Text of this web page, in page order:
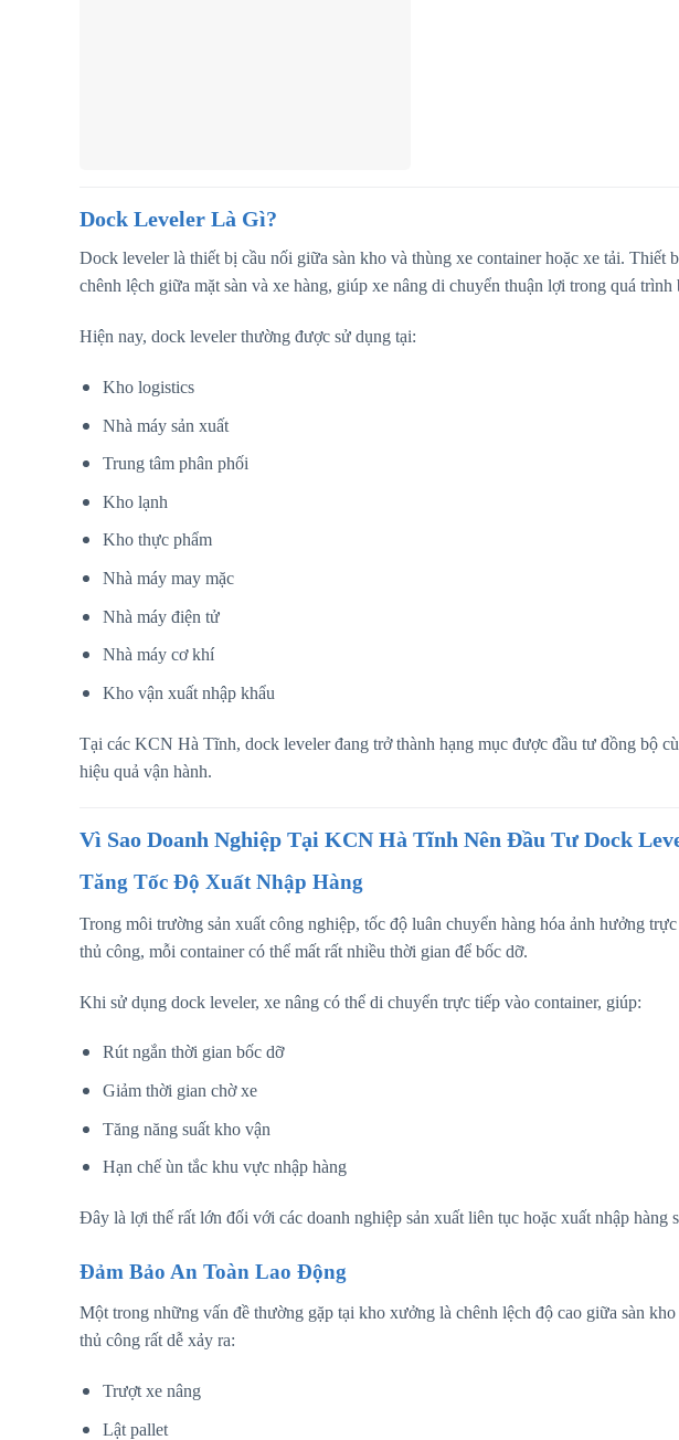
Dock Leveler Là Gì?
Dock leveler là thiết bị cầu nối giữa sàn kho và thùng xe container hoặc xe tải. Thiết
chênh lệch giữa mặt sàn và xe hàng, giúp xe nâng di chuyển thuận lợi trong quá trình
Hiện nay, dock leveler thường được sử dụng tại:
Kho logistics
Nhà máy sản xuất
Trung tâm phân phối
Kho lạnh
Kho thực phẩm
Nhà máy may mặc
Nhà máy điện tử
Nhà máy cơ khí
Kho vận xuất nhập khẩu
Tại các KCN Hà Tĩnh, dock leveler đang trở thành hạng mục được đầu tư đồng bộ
hiệu quả vận hành.
Vì Sao Doanh Nghiệp Tại KCN Hà Tĩnh Nên Đầu Tư Dock
Tăng Tốc Độ Xuất Nhập Hàng
Trong môi trường sản xuất công nghiệp, tốc độ luân chuyển hàng hóa ảnh hưởng
thủ công, mỗi container có thể mất rất nhiều thời gian để bốc dỡ.
Khi sử dụng dock leveler, xe nâng có thể di chuyển trực tiếp vào container, giúp:
Rút ngắn thời gian bốc dỡ
Giảm thời gian chờ xe
Tăng năng suất kho vận
Hạn chế ùn tắc khu vực nhập hàng
Đây là lợi thế rất lớn đối với các doanh nghiệp sản xuất liên tục hoặc xuất nhập hàng
Đảm Bảo An Toàn Lao Động
Một trong những vấn đề thường gặp tại kho xưởng là chênh lệch độ cao giữa sàn
thủ công rất dễ xảy ra:
Trượt xe nâng
Lật pallet